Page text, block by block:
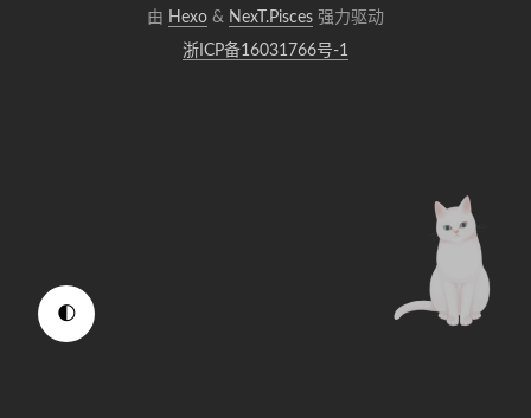
🌓
由 Hexo & NexT.Pisces 强力驱动
浙ICP备16031766号-1